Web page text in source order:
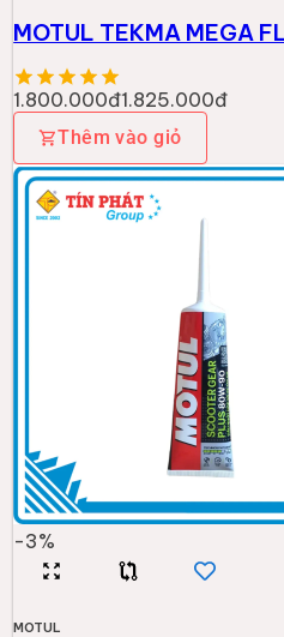
MOTUL TEKMA MEGA
1.800.000đ1.825.000đ
Thêm vào giỏ
-3%
MOTUL